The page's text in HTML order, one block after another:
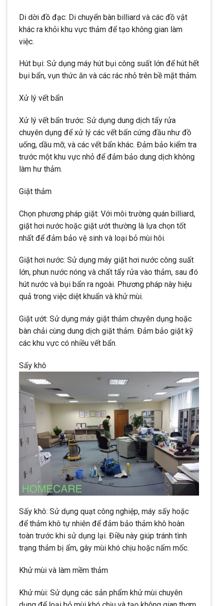
Di dời đồ đạc: Di chuyển bàn billiard và các đồ vật
khác ra khỏi khu vực thảm để tạo không gian làm
việc.
Hút bụi: Sử dụng máy hút bụi công suất lớn để hút hết
bụi bẩn, vụn thức ăn và các rác nhỏ trên bề mặt thảm.
Xử lý vết bẩn
Xử lý vết bẩn trước: Sử dụng dung dịch tẩy rửa
chuyên dụng để xử lý các vết bẩn cứng đầu như đồ
uống, dầu mỡ, và các vết bẩn khác. Đảm bảo kiểm tra
trước một khu vực nhỏ để đảm bảo dung dịch không
làm hư thảm.
Giặt thảm
Chọn phương pháp giặt: Với môi trường quán billiard,
giặt hơi nước hoặc giặt ướt thường là lựa chọn tốt
nhất để đảm bảo vệ sinh và loại bỏ mùi hôi.
Giặt hơi nước: Sử dụng máy giặt hơi nước công suất
lớn, phun nước nóng và chất tẩy rửa vào thảm, sau đó
hút nước và bụi bẩn ra ngoài. Phương pháp này hiệu
quả trong việc diệt khuẩn và khử mùi.
Giặt ướt: Sử dụng máy giặt thảm chuyên dụng hoặc
bàn chải cùng dung dịch giặt thảm. Đảm bảo giặt kỹ
các khu vực có nhiều vết bẩn.
Sấy khô
Sấy khô: Sử dụng quạt công nghiệp, máy sấy hoặc
để thảm khô tự nhiên để đảm bảo thảm khô hoàn
toàn trước khi sử dụng lại. Điều này giúp tránh tình
trạng thảm bị ẩm, gây mùi khó chịu hoặc nấm mốc.
Khử mùi và làm mềm thảm
Khử mùi: Sử dụng các sản phẩm khử mùi chuyên